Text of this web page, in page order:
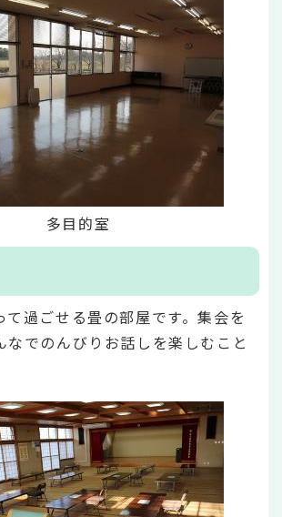
多目的室
て過ごせる畳の部屋です。集会を
なでのんびりお話しを楽しむこと